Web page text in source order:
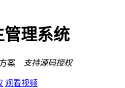
理系统
方案 支持源码授权
观看视频